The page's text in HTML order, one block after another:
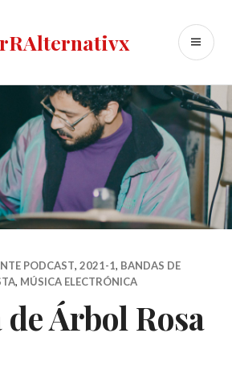
PODCAST,2021-1, BANDAS DE
, MÚSICA ELECTRÓNICA
Árbol Rosa